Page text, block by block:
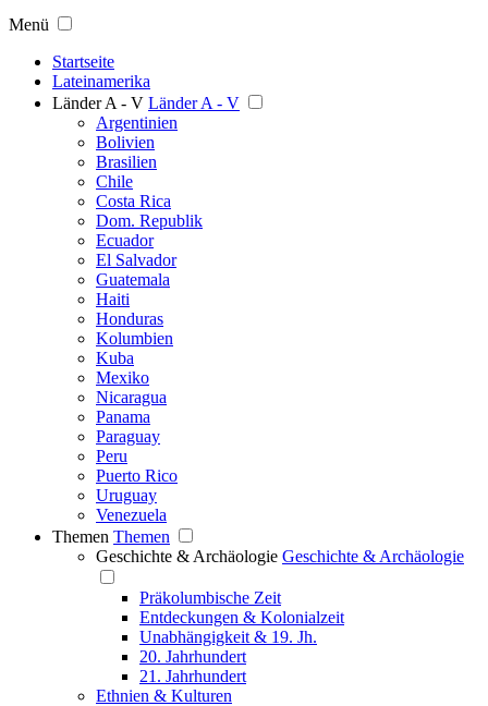
Menü
Startseite
Lateinamerika
Länder A - V Länder A - V
Argentinien
Bolivien
Brasilien
Chile
Costa Rica
Dom. Republik
Ecuador
El Salvador
Guatemala
Haiti
Honduras
Kolumbien
Kuba
Mexiko
Nicaragua
Panama
Paraguay
Peru
Puerto Rico
Uruguay
Venezuela
Themen Themen
Geschichte & Archäologie Geschichte & Archäologie
Präkolumbische Zeit
Entdeckungen & Kolonialzeit
Unabhängigkeit & 19. Jh.
20. Jahrhundert
21. Jahrhundert
Ethnien & Kulturen